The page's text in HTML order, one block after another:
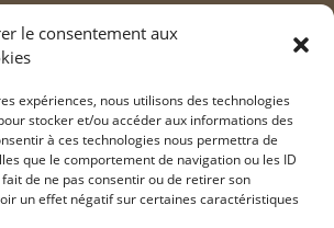
le consentement aux
expériences, nous utilisons des technologies
stocker et/ou accéder aux informations des
à ces technologies nous permettra de
que le comportement de navigation ou les ID
de ne pas consentir ou de retirer son
un effet négatif sur certaines caractéristiques
Remerciements
LES PARTICIPANTS ...